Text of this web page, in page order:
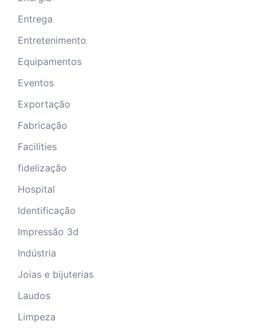
Entrega
Entretenimento
Equipamentos
Eventos
Exportação
Fabricação
Facilities
fidelização
Hospital
Identificação
Impressão 3d
Indústria
Joias e bijuterias
Laudos
Limpeza